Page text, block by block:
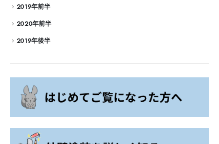
2019年前半
2020年前半
2019年後半